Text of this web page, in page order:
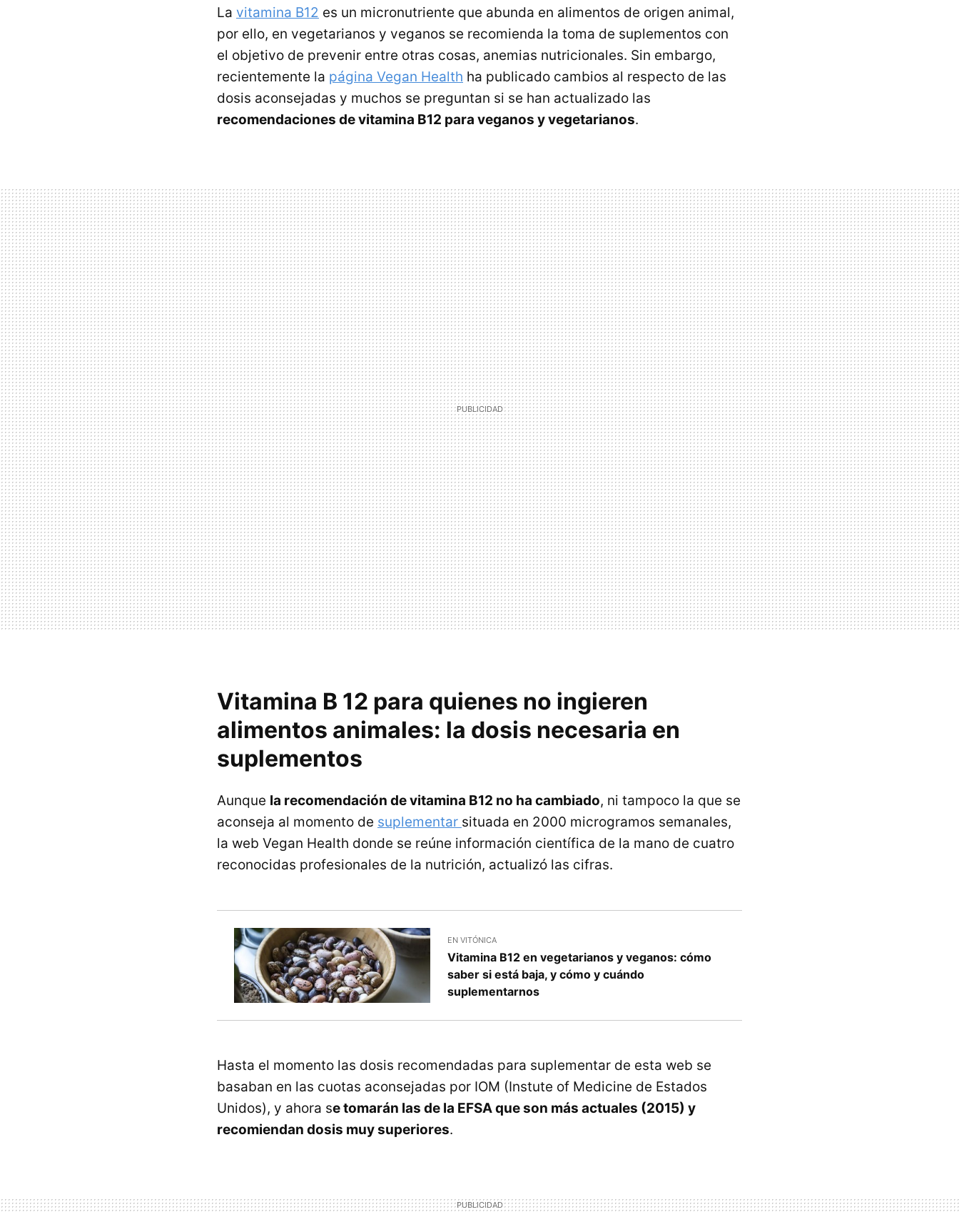
La vitamina B12 es un micronutriente que abunda en alimentos de origen animal,
por ello, en vegetarianos y veganos se recomienda la toma de suplementos con
el objetivo de prevenir entre otras cosas, anemias nutricionales. Sin embargo,
recientemente la página Vegan Health ha publicado cambios al respecto de las
dosis aconsejadas y muchos se preguntan si se han actualizado las
recomendaciones de vitamina B12 para veganos y vegetarianos.
Vitamina B 12 para quienes no ingieren
alimentos animales: la dosis necesaria en
suplementos
Aunque la recomendación de vitamina B12 no ha cambiado, ni tampoco la que se
aconseja al momento de suplementar situada en 2000 microgramos semanales,
la web Vegan Health donde se reúne información científica de la mano de cuatro
reconocidas profesionales de la nutrición, actualizó las cifras.
EN VITÓNICA
Vitamina B12 en vegetarianos y veganos: cómo
saber si está baja, y cómo y cuándo
suplementarnos
Hasta el momento las dosis recomendadas para suplementar de esta web se
basaban en las cuotas aconsejadas por IOM (Instute of Medicine de Estados
Unidos), y ahora se tomarán las de la EFSA que son más actuales (2015) y
recomiendan dosis muy superiores.